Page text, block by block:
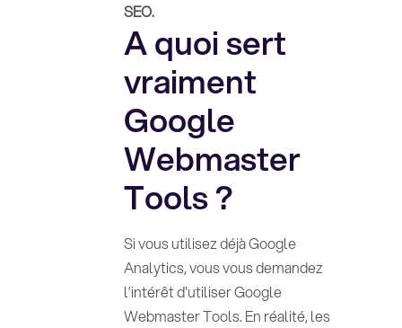
SEO.
A quoi sert
vraiment
Google
Webmaster
Tools ?
Si vous utilisez déjà Google
Analytics, vous vous demandez
l’intérêt d'utiliser Google
Webmaster Tools. En réalité, les